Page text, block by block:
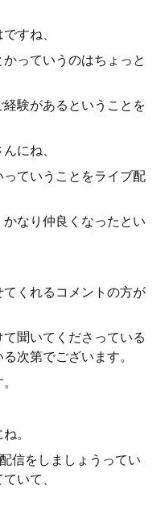
すね、
っていうのはちょっと
験があるということを
にね、
ていうことをライブ配
なり仲良くなったとい
くれるコメントの方が
聞いてくださっている
次第でございます。
。
信をしましょうってい
いて、